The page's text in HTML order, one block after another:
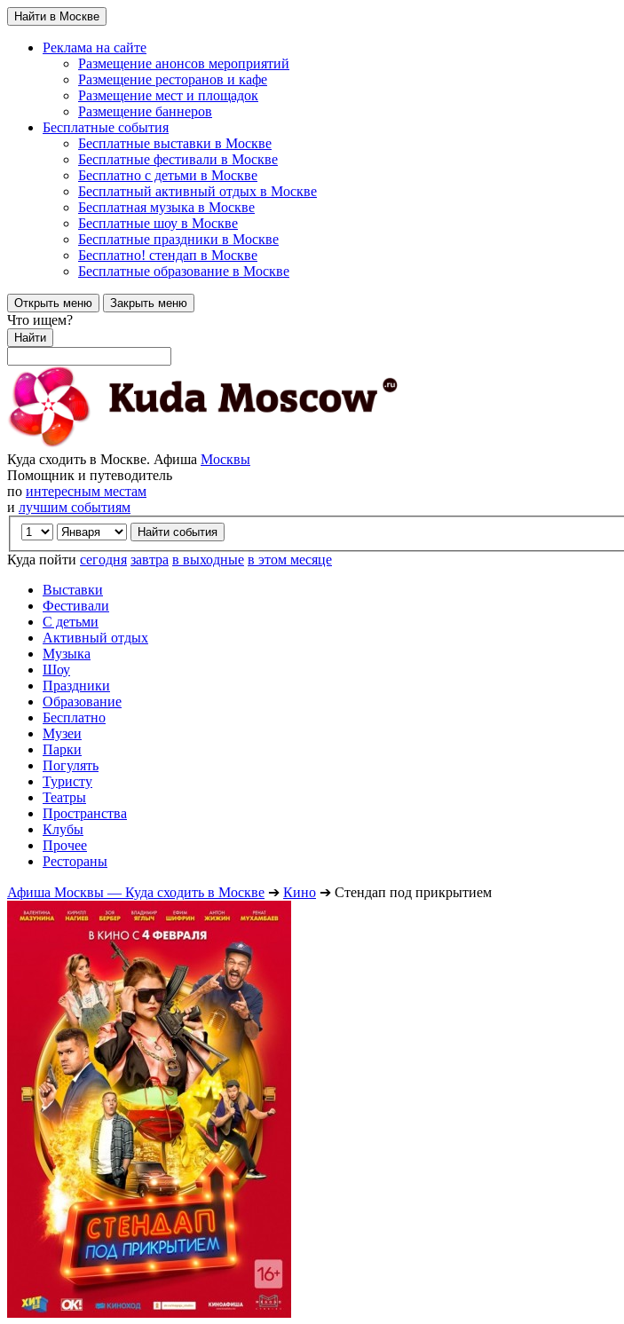
Найти в Москве
Реклама на сайте
Размещение анонсов мероприятий
Размещение ресторанов и кафе
Размещение мест и площадок
Размещение баннеров
Бесплатные события
Бесплатные выставки в Москве
Бесплатные фестивали в Москве
Бесплатно с детьми в Москве
Бесплатный активный отдых в Москве
Бесплатная музыка в Москве
Бесплатные шоу в Москве
Бесплатные праздники в Москве
Бесплатно! стендап в Москве
Бесплатные образование в Москве
Открыть меню Закрыть меню
Что ищем?
Найти
Куда сходить в Москве. Афиша Москвы
Помощник и путеводитель
по интересным местам
и лучшим событиям
Куда пойти сегодня завтра в выходные в этом месяце
Выставки
Фестивали
С детьми
Активный отдых
Музыка
Шоу
Праздники
Образование
Бесплатно
Музеи
Парки
Погулять
Туристу
Театры
Пространства
Клубы
Прочее
Рестораны
Афиша Москвы — Куда сходить в Москве ➔ Кино ➔ Стендап под прикрытием